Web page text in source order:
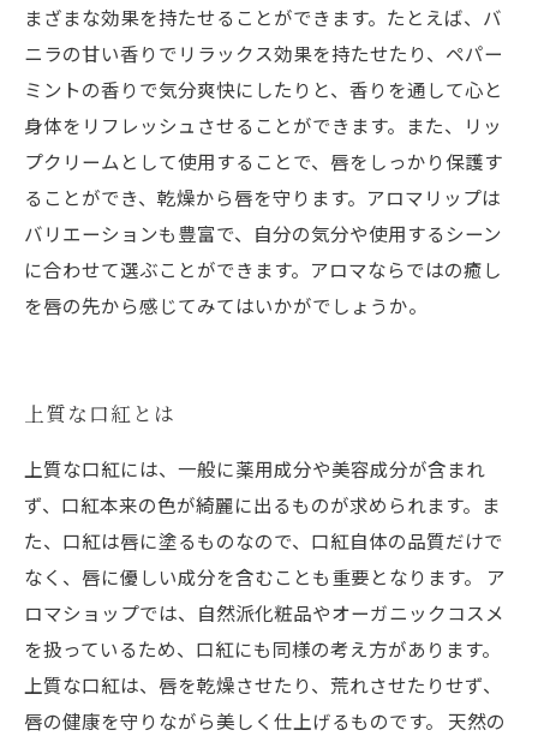
まざまな効果を持たせることができます。たとえば、バ
ニラの甘い香りでリラックス効果を持たせたり、ペパー
ミントの香りで気分爽快にしたりと、香りを通して心と
身体をリフレッシュさせることができます。また、リッ
プクリームとして使用することで、唇をしっかり保護す
ることができ、乾燥から唇を守ります。アロマリップは
バリエーションも豊富で、自分の気分や使用するシーン
に合わせて選ぶことができます。アロマならではの癒し
を唇の先から感じてみてはいかがでしょうか。
上質な口紅とは
上質な口紅には、一般に薬用成分や美容成分が含まれ
ず、口紅本来の色が綺麗に出るものが求められます。ま
た、口紅は唇に塗るものなので、口紅自体の品質だけで
なく、唇に優しい成分を含むことも重要となります。 ア
ロマショップでは、自然派化粧品やオーガニックコスメ
を扱っているため、口紅にも同様の考え方があります。
上質な口紅は、唇を乾燥させたり、荒れさせたりせず、
唇の健康を守りながら美しく仕上げるものです。 天然の